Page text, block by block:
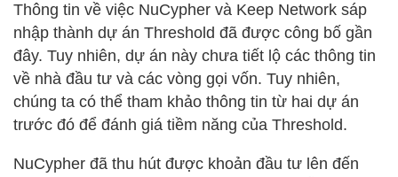
Thông tin về việc NuCypher và Keep Network sáp
nhập thành dự án Threshold đã được công bố gần
đây. Tuy nhiên, dự án này chưa tiết lộ các thông tin
về nhà đầu tư và các vòng gọi vốn. Tuy nhiên,
chúng ta có thể tham khảo thông tin từ hai dự án
trước đó để đánh giá tiềm năng của Threshold.
NuCypher đã thu hút được khoản đầu tư lên đến